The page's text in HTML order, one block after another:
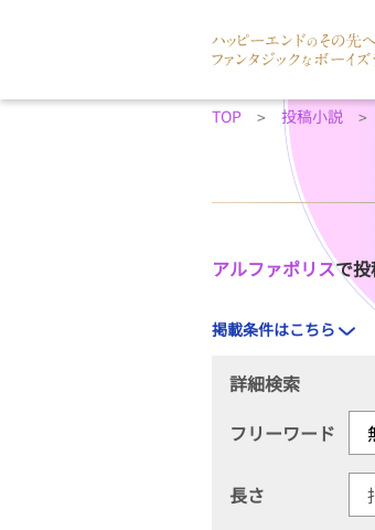
TOP 投稿小説
アルファポリスで投
掲載条件はこちら
詳細検索
フリーワード
長さ